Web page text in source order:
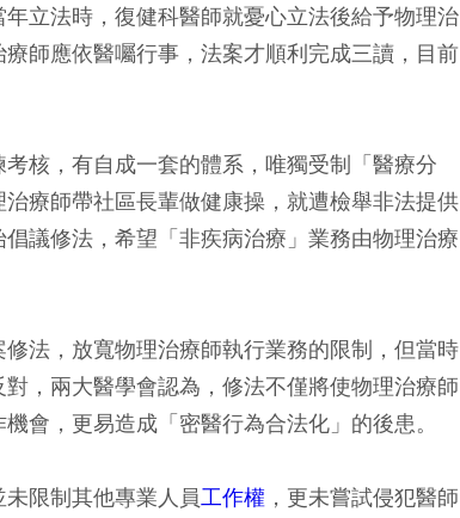
立法時，復健科醫師就憂心立法後給予物理治
師應依醫囑行事，法案才順利完成三讀，目前
核，有自成一套的體系，唯獨受制「醫療分
療師帶社區長輩做健康操，就遭檢舉非法提供
議修法，希望「非疾病治療」業務由物理治療
法，放寬物理治療師執行業務的限制，但當時
，兩大醫學會認為，修法不僅將使物理治療師
會，更易造成「密醫行為合法化」的後患。
限制其他專業人員工作權 ，更未嘗試侵犯醫師